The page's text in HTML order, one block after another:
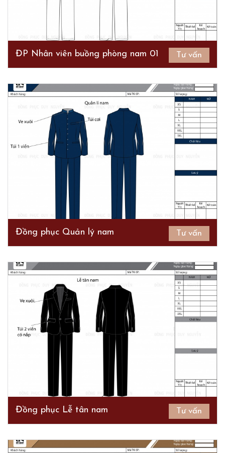
ĐP Nhân viên buồng phòng nam 01 Tư vấn
Đồng phục Quản lý nam Tư vấn
Đồng phục Lễ tân nam Tư vấn